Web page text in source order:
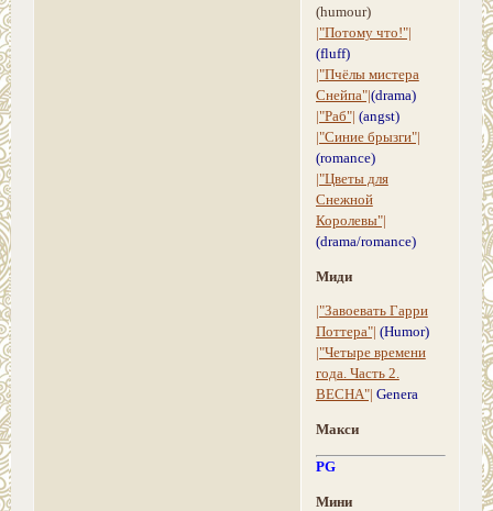
(humour)
|"Потому что!"|
(fluff)
|"Пчёлы мистера
Снейпа"| (drama)
|"Раб"| (angst)
|"Синие брызги"|
(romance)
|"Цветы для
Снежной
Королевы"|
(drama/romance)
Миди
|"Завоевать Гарри
Поттера"| (Humor)
|"Четыре времени
года. Часть 2.
ВЕСНА"| Genera
Макси
PG
Мини